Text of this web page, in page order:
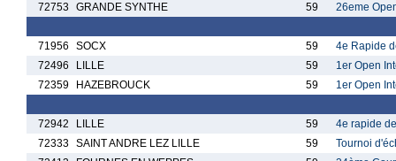
72753 GRANDE SYNTHE 59 26eme
71956 SOCX 59
4e Rapide
72496
LILLE 59
1er Open
72359
HAZEBROUCK 59 1er Open
72942 LILLE 59
4e rapide
72333 SAINT ANDRE LEZ LILLE 59
Tournoi